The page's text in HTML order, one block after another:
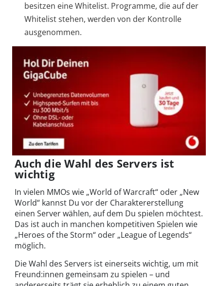
besitzen eine Whitelist. Programme, die auf der
Whitelist stehen, werden von der Kontrolle
ausgenommen.
Auch die Wahl des Servers ist
wichtig
In vielen MMOs wie „World of Warcraft“ oder „New
World“ kannst Du vor der Charaktererstellung
einen Server wählen, auf dem Du spielen möchtest.
Das ist auch in manchen kompetitiven Spielen wie
„Heroes of the Storm“ oder „League of Legends“
möglich.
Die Wahl des Servers ist einerseits wichtig, um mit
Freund:innen gemeinsam zu spielen – und